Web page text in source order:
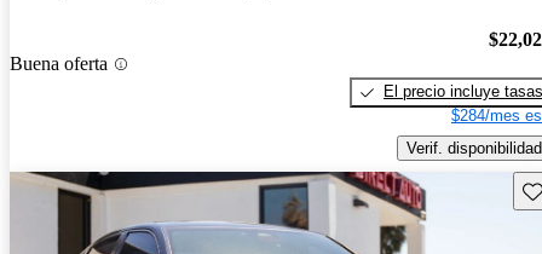
Buena oferta
El precio incluye tasas
$284/mes
Verif. disponibilidad